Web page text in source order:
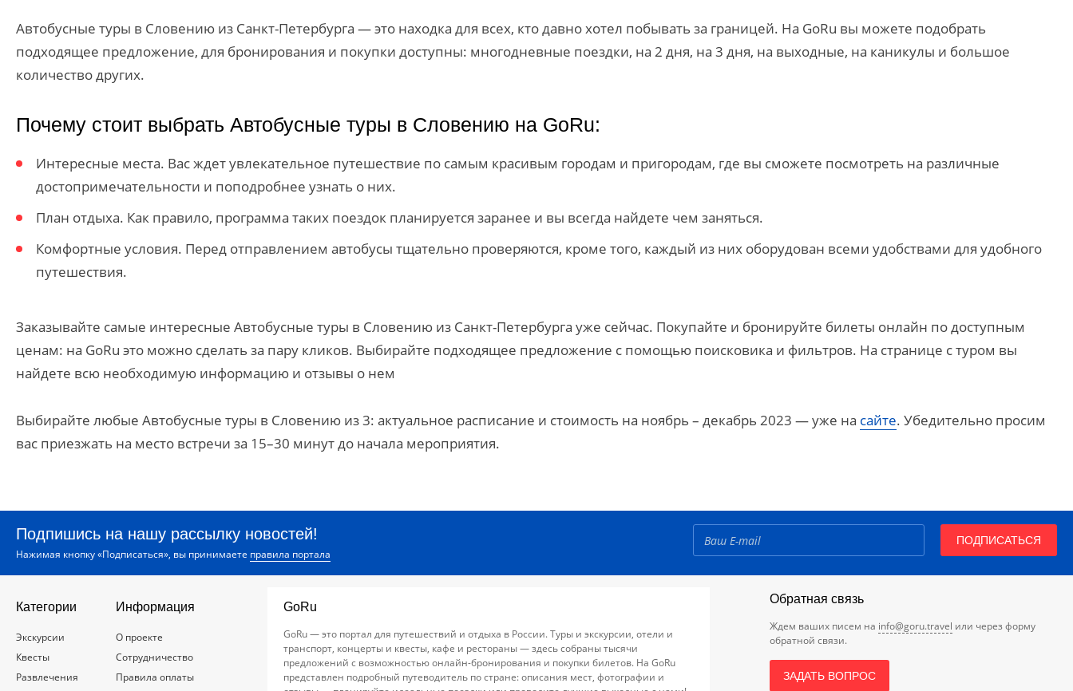
Автобусные туры в Словению из Санкт-Петербурга — это находка для всех, кто давно хотел побывать за границей. На GoRu вы можете подобрать
подходящее предложение, для бронирования и покупки доступны: многодневные поездки, на 2 дня, на 3 дня, на выходные, на каникулы и большое
количество других.
Почему стоит выбрать Автобусные туры в Словению на GoRu:
Интересные места. Вас ждет увлекательное путешествие по самым красивым городам и пригородам, где вы сможете посмотреть на различные
достопримечательности и поподробнее узнать о них.
План отдыха. Как правило, программа таких поездок планируется заранее и вы всегда найдете чем заняться.
Комфортные условия. Перед отправлением автобусы тщательно проверяются, кроме того, каждый из них оборудован всеми удобствами для удобного
путешествия.
Заказывайте самые интересные Автобусные туры в Словению из Санкт-Петербурга уже сейчас. Покупайте и бронируйте билеты онлайн по доступным
ценам: на GoRu это можно сделать за пару кликов. Выбирайте подходящее предложение с помощью поисковика и фильтров. На странице с туром вы
найдете всю необходимую информацию и отзывы о нем
Выбирайте любые Автобусные туры в Словению из 3: актуальное расписание и стоимость на ноябрь – декабрь 2023 — уже на сайте. Убедительно просим
вас приезжать на место встречи за 15–30 минут до начала мероприятия.
Подпишись на нашу рассылку новостей!
Нажимая кнопку «Подписаться», вы принимаете правила портала
ПОДПИСАТЬСЯ
Категории
Экскурсии
Квесты
Развлечения
Информация
О проекте
Сотрудничество
Правила оплаты
GoRu
GoRu — это портал для путешествий и отдыха в России. Туры и экскурсии, отели и
транспорт, концерты и квесты, кафе и рестораны — здесь собраны тысячи
предложений с возможностью онлайн-бронирования и покупки билетов. На GoRu
представлен подробный путеводитель по стране: описания мест, фотографии и
Обратная связь
Ждем ваших писем на info@goru.travel или через форму
обратной связи.
ЗАДАТЬ ВОПРОС